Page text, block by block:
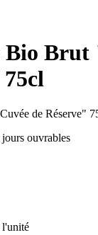
Bio Brut
jours ouvrables